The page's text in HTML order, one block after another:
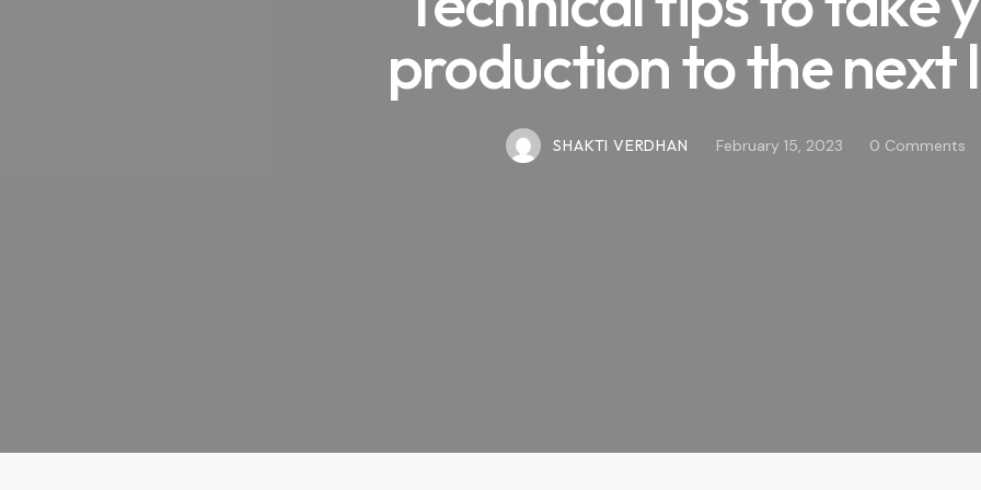
production to the next
SHAKTI VERDHAN February 15, 2023 0 Comments